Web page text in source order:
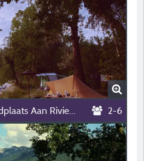
Campingplaats Tent Standplaats Aan Rivier Drôme 2-6